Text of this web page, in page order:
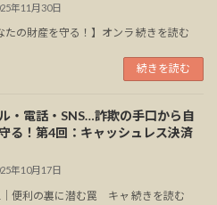
年11月30日
たの財産を守る！】オンラ 続きを読む
続きを読む
・電話・SNS…詐欺の手口から自
る！第4回：キャッシュレス決済
年10月17日
便利の裏に潜む罠 キャ 続きを読む